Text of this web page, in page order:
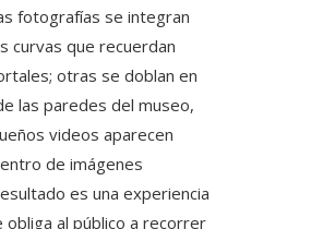
fotografías se integran
curvas que recuerdan
otras se doblan en
las paredes del museo,
videos aparecen
de imágenes
es una experiencia
obliga al público a recorrer